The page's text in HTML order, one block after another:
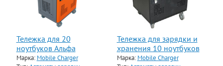
Тележка для 20
ноутбуков Альфа
Марка: Mobile Charger
Тележка для зарядки и
хранения 10 ноутбуков
Марка: Mobile Charger